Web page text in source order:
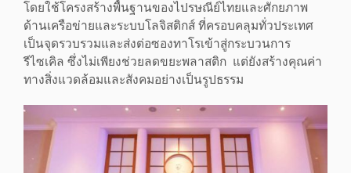
โดยใช้โครงสร้างพื้นฐานของไปรษณีย์ไทยและศักยภาพ
ด้านเครือข่ายและระบบโลจิสติกส์ ที่ครอบคลุมทั่วประเทศ
เป็นจุดรวบรวมและส่งต่อซองทาโรเข้าสู่กระบวนการ
รีไซเคิล ซึ่งไม่เพียงช่วยลดขยะพลาสติก แต่ยังสร้างคุณค่า
ทางสิ่งแวดล้อมและสังคมอย่างเป็นรูปธรรม